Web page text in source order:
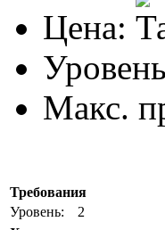
Цена:
Макс.
Требования
Уровень:
2